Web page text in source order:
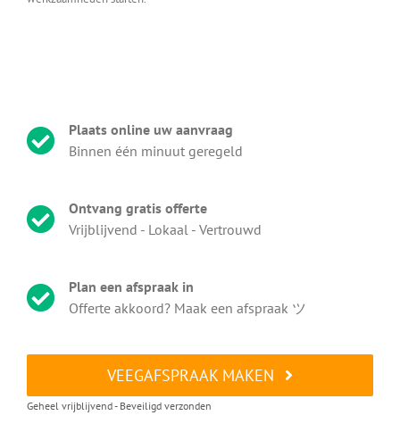
Plaats online uw aanvraag
Binnen één minuut geregeld
Ontvang gratis offerte
Vrijblijvend - Lokaal - Vertrouwd
Plan een afspraak in
Offerte akkoord? Maak een afspraak ツ
VEEGAFSPRAAK MAKEN
Geheel vrijblijvend - Beveiligd verzonden